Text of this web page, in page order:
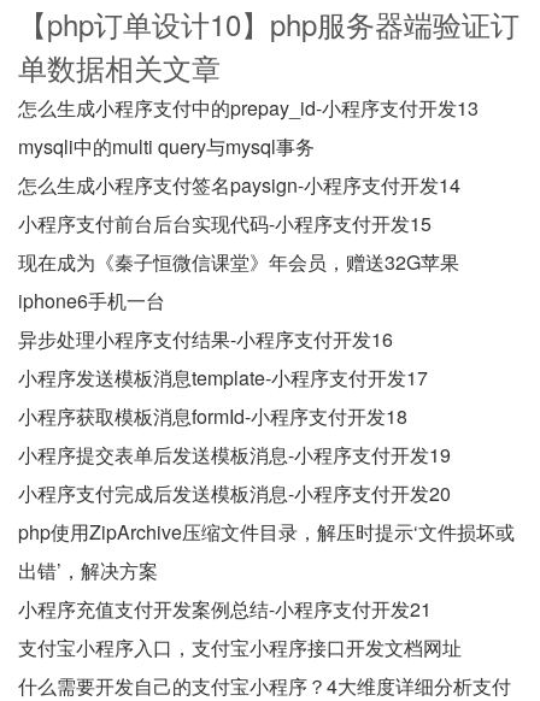
【php订单设计10】php服务器端验证订
单数据相关文章
怎么生成小程序支付中的prepay_id-小程序支付开发13
mysqli中的multi query与mysql事务
怎么生成小程序支付签名paysign-小程序支付开发14
小程序支付前台后台实现代码-小程序支付开发15
现在成为《秦子恒微信课堂》年会员，赠送32G苹果
iphone6手机一台
异步处理小程序支付结果-小程序支付开发16
小程序发送模板消息template-小程序支付开发17
小程序获取模板消息formId-小程序支付开发18
小程序提交表单后发送模板消息-小程序支付开发19
小程序支付完成后发送模板消息-小程序支付开发20
php使用ZipArchive压缩文件目录，解压时提示‘文件损坏或
出错’，解决方案
小程序充值支付开发案例总结-小程序支付开发21
支付宝小程序入口，支付宝小程序接口开发文档网址
什么需要开发自己的支付宝小程序？4大维度详细分析支付